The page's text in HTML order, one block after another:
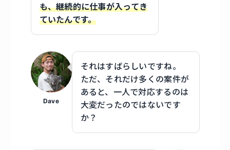
も、継続的に仕事が入ってき
ていたんです。
Dave
それはすばらしいですね。
ただ、それだけ多くの案件が
あると、一人で対応するのは
大変だったのではないです
か？